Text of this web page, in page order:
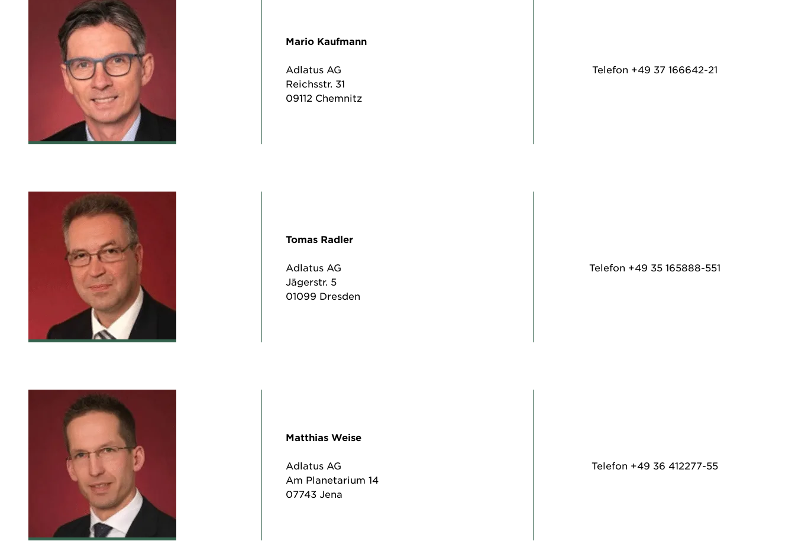
Mario Kaufmann
Adlatus AG
Reichsstr. 31
09112 Chemnitz
Telefon +49 37 166642-21
Tomas Radler
Adlatus AG
Jägerstr. 5
01099 Dresden
Telefon +49 35 165888-551
Matthias Weise
Adlatus AG
Am Planetarium 14
07743 Jena
Telefon +49 36 412277-55